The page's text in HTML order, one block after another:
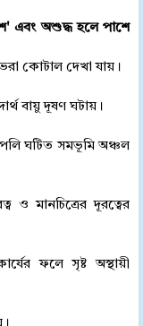
এবং অশুদ্ধ হলে পাশে
কোটাল দেখা যায়।
বায়ু দূষণ ঘটায়।
ঘটিত সমভূমি অঞ্চল
ও মানচিত্রের দূরত্বের
ফলে সৃষ্ট অস্থায়ী